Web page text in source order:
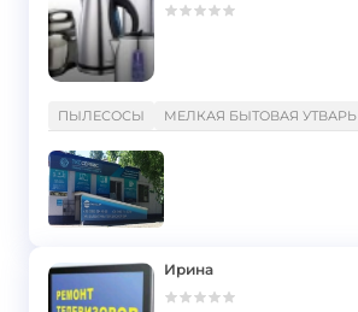
ПЫЛЕСОСЫ МЕЛКАЯ БЫТОВАЯ УТВАРЬ
Ирина